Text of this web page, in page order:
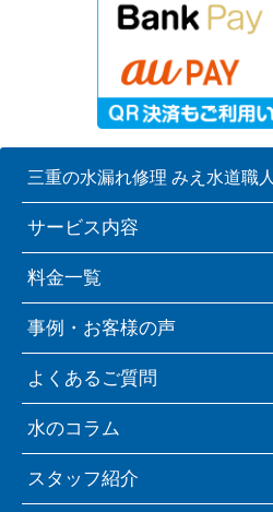
三重の水漏れ修理 みえ水道職人
サービス内容
料金一覧
事例・お客様の声
よくあるご質問
水のコラム
スタッフ紹介